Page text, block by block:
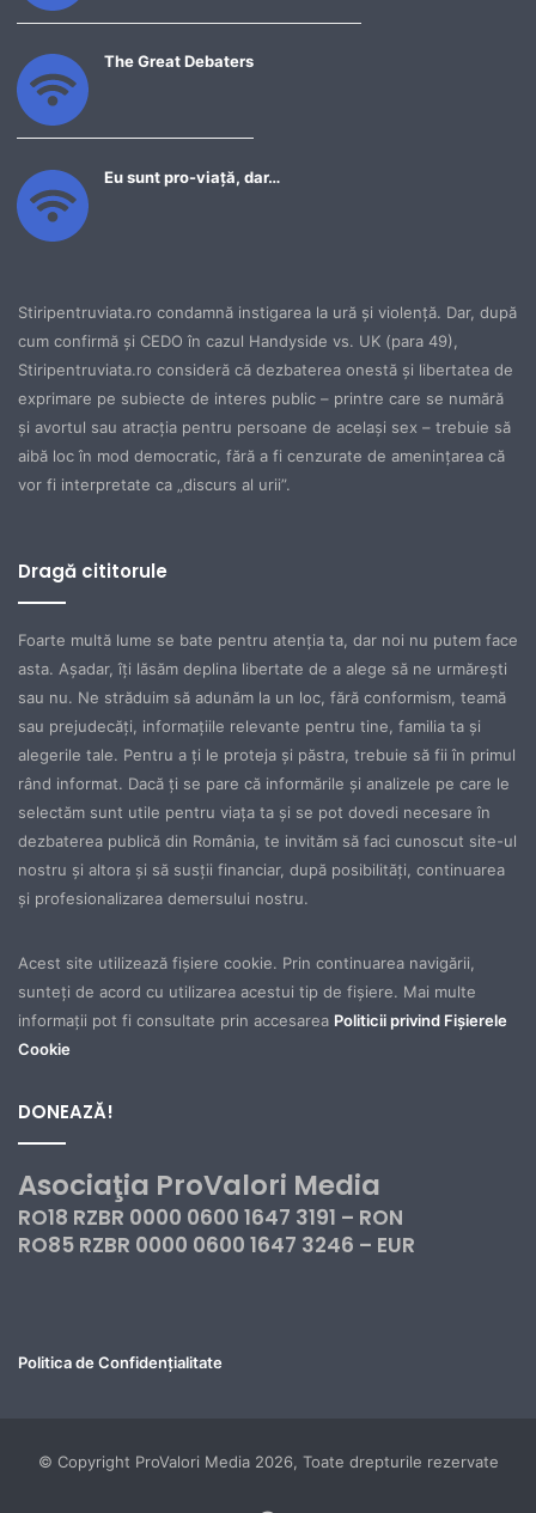
The Great Debaters
Eu sunt pro-viață, dar…
Stiripentruviata.ro condamnă instigarea la ură şi violenţă. Dar, după
cum confirmă şi CEDO în cazul Handyside vs. UK (para 49),
Stiripentruviata.ro consideră că dezbaterea onestă şi libertatea de
exprimare pe subiecte de interes public – printre care se numără
şi avortul sau atracţia pentru persoane de acelaşi sex – trebuie să
aibă loc în mod democratic, fără a fi cenzurate de ameninţarea că
vor fi interpretate ca „discurs al urii”.
Dragă cititorule
Foarte multă lume se bate pentru atenţia ta, dar noi nu putem face
asta. Aşadar, îţi lăsăm deplina libertate de a alege să ne urmăreşti
sau nu. Ne străduim să adunăm la un loc, fără conformism, teamă
sau prejudecăţi, informaţiile relevante pentru tine, familia ta şi
alegerile tale. Pentru a ţi le proteja şi păstra, trebuie să fii în primul
rând informat. Dacă ţi se pare că informările şi analizele pe care le
selectăm sunt utile pentru viaţa ta şi se pot dovedi necesare în
dezbaterea publică din România, te invităm să faci cunoscut site-ul
nostru şi altora şi să susţii financiar, după posibilităţi, continuarea
şi profesionalizarea demersului nostru.
Acest site utilizează fișiere cookie. Prin continuarea navigării,
sunteți de acord cu utilizarea acestui tip de fișiere. Mai multe
informații pot fi consultate prin accesarea Politicii privind Fișierele
Cookie
DONEAZĂ!
Asociaţia ProValori Media
RO18 RZBR 0000 0600 1647 3191 – RON
RO85 RZBR 0000 0600 1647 3246 – EUR
Politica de Confidențialitate
© Copyright ProValori Media 2026, Toate drepturile rezervate